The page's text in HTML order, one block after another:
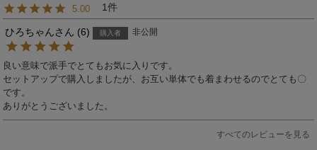
5.00 1
ひろちゃん 6 購入者 非公開
良い意味で派手でとてもお気に入りです。
セットアップで購入しましたが、お互い単体でも着まわせるのでとても〇
です。
ありがとうございました。
すべてのレビューを見る